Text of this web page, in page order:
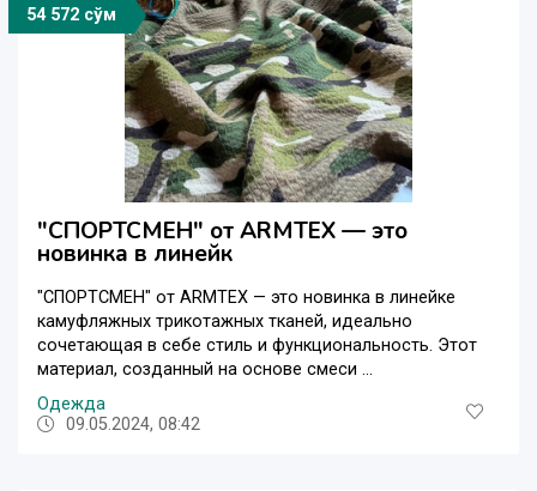
54 572 сўм
"СПОРТСМЕН" от ARMTEX — это
новинка в линейк
"СПОРТСМЕН" от ARMTEX — это новинка в линейке
камуфляжных трикотажных тканей, идеально
сочетающая в себе стиль и функциональность. Этот
материал, созданный на основе смеси ...
Одежда
09.05.2024, 08:42